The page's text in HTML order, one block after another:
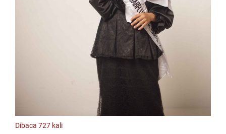
Dibaca 727 kali